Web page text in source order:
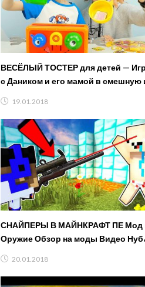
ВЕСЁЛЫЙ ТОСТЕР для детей —
с Даником и его мамой в смешную
19.01.2018
СНАЙПЕРЫ В МАЙНКРАФТ ПЕ Мод
Оружие Обзор на моды Видео Нуб
20.01.2018